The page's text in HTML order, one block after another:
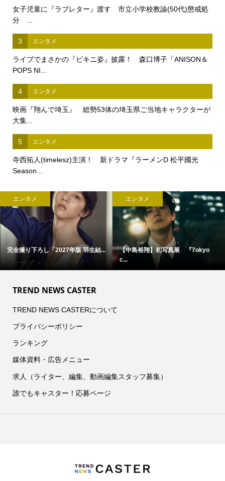
女子児童に『ラブレター』渡す 市立小学校教諭(50代)懲戒処
分 ...
3 エンタメ
ライブでまさかの『ビキニ姿』披露！ 森口博子「ANISON＆
POPS NI...
4 エンタメ
映画『翔んで埼玉』 総勢53体の埼玉県ご当地キャラクターが
大集...
5 エンタメ
寺西拓人(timelesz)主演！ 新ドラマ『ラーメンD 松平國光
Season...
エンタメ
完全撮り下ろし「2027年版 羽生結...
エンタメ
【中島裕翔】初写真展 『7okyo
c...
TREND NEWS CASTER
TREND NEWS CASTERについて
プライバシーポリシー
ランキング
媒体資料・広告メニュー
求人（ライター、編集、動画編集スタッフ募集）
誰でもキャスター！応募ページ